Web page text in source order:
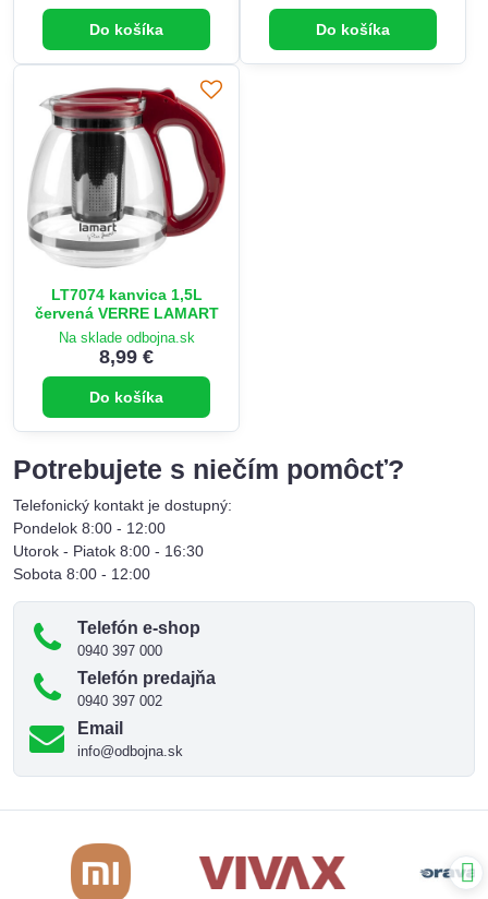
Do košíka Do košíka
LT7074 kanvica 1,5L
červená VERRE LAMART
Na sklade odbojna.sk
8,99 €
Do košíka
Potrebujete s niečím pomôcť?
Telefonický kontakt je dostupný:
Pondelok 8:00 - 12:00
Utorok - Piatok 8:00 - 16:30
Sobota 8:00 - 12:00
Telefón e-shop
0940 397 000
Telefón predajňa
0940 397 002
Email
info@odbojna.sk